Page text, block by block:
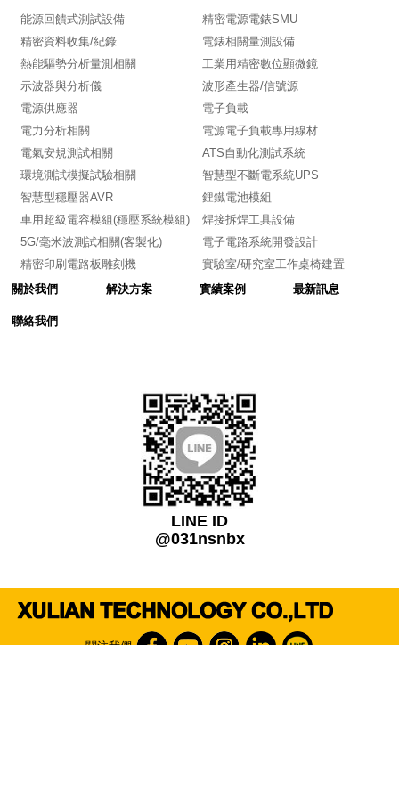
能源回饋式測試設備
精密電源電錶SMU
精密資料收集/紀錄
電錶相關量測設備
熱能驅勢分析量測相關
工業用精密數位顯微鏡
示波器與分析儀
波形產生器/信號源
電源供應器
電子負載
電力分析相關
電源電子負載專用線材
電氣安規測試相關
ATS自動化測試系統
環境測試模擬試驗相關
智慧型不斷電系統UPS
智慧型穩壓器AVR
鋰鐵電池模組
車用超級電容模組(穩壓系統模組)
焊接拆焊工具設備
5G/毫米波測試相關(客製化)
電子電路系統開發設計
精密印刷電路板雕刻機
實驗室/研究室工作桌椅建置
關於我們
解決方案 實績案例 最新訊息
聯絡我們
LINE ID
@031nsnbx
關注我們